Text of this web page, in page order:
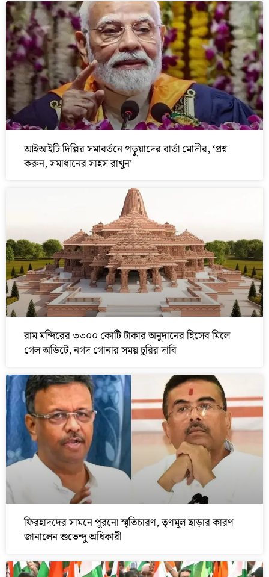
আইআইটি দিল্লির সমাবর্তনে পড়ুয়াদের বার্তা মোদীর, ‘প্রশ্ন
করুন, সমাধানের সাহস রাখুন’
রাম মন্দিরের ৩৩০০ কোটি টাকার অনুদানের হিসেব মিলে
গেল অডিটে, নগদ গোনার সময় চুরির দাবি
ফিরহাদদের সামনে পুরনো স্মৃতিচারণ, তৃণমূল ছাড়ার কারণ
জানালেন শুভেন্দু অধিকারী